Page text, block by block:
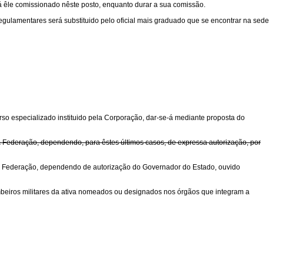
comissionado nêste posto, enquanto durar a sua comissão.
será substituido pelo oficial mais graduado que se encontrar na sede
especializado instituido pela Corporação, dar-se-á mediante proposta do
dependendo, para êstes últimos casos, de expressa autorização, por
dependendo de autorização do Governador do Estado, ouvido
militares da ativa nomeados ou designados nos órgãos que integram a